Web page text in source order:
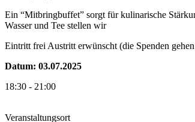
Ein “Mitbringbuffet” sorgt für kulinarische
Wasser und Tee stellen wir
Eintritt frei Austritt erwünscht (die Spenden
Datum: 03.07.2025
18:30 - 21:00
Veranstaltungsort